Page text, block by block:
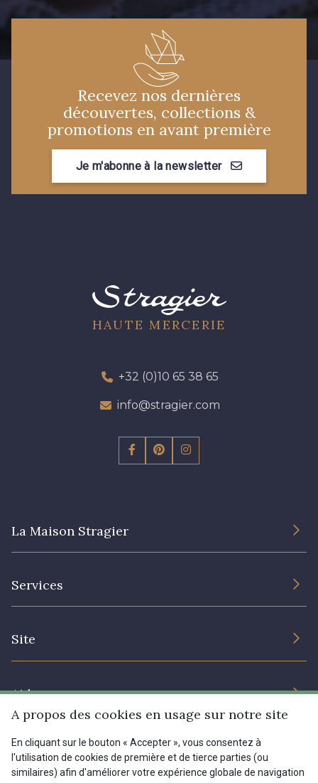
9984 - Gris Plomb 8135 - Vanille
1712 - Blanc 2710 - Ivoire
2370 - Beige Curry 8110 - Sable blanc
8223 - Amande 8418 - Beige Chamois
8339 - Grège 8579 - Grège taupé
8513 - Esprit de vert
8563 - Camel 8529 - Canelle
8570 - Brun nougat 8589 - Camel foncé
8989 - Chocolat 8964 - Chocolat foncé
Recevez nos dernières
découvertes, collections &
promotions en avant première
Je m'abonne à la newsletter
HAUTE MERCERIE
+32 (0)10 65 38 65
info@stragier.com
La Maison Stragier
Services
Site
Prix réduits
Aide
Livraison : France, Belgique, International
Retours & réclamations
Menu
A propos des cookies en usage sur notre site
En cliquant sur le bouton « Accepter », vous consentez à
l'utilisation de cookies de première et de tierce parties (ou
similaires) afin d'améliorer votre expérience globale de navigation